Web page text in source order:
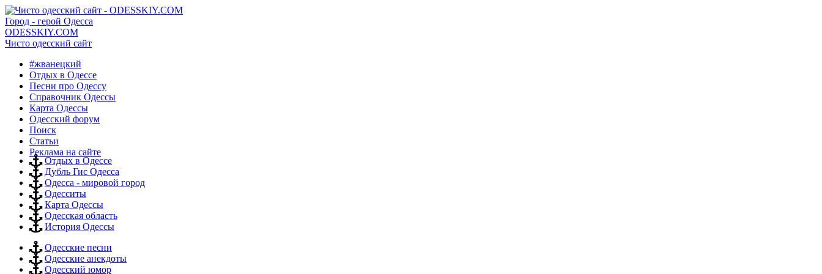
Город - герой Одесса
ODESSKIY.COM
Чисто одесский сайт
#жванецкий
Отдых в Одессе
Песни про Одессу
Справочник Одессы
Карта Одессы
Одесский форум
Поиск
Статьи
Реклама на сайте
Отдых в Одессе
Дубль Гис Одесса
Одесса - мировой город
Одесситы
Карта Одессы
Одесская область
История Одессы
Одесские песни
Одесские анекдоты
Одесский юмор